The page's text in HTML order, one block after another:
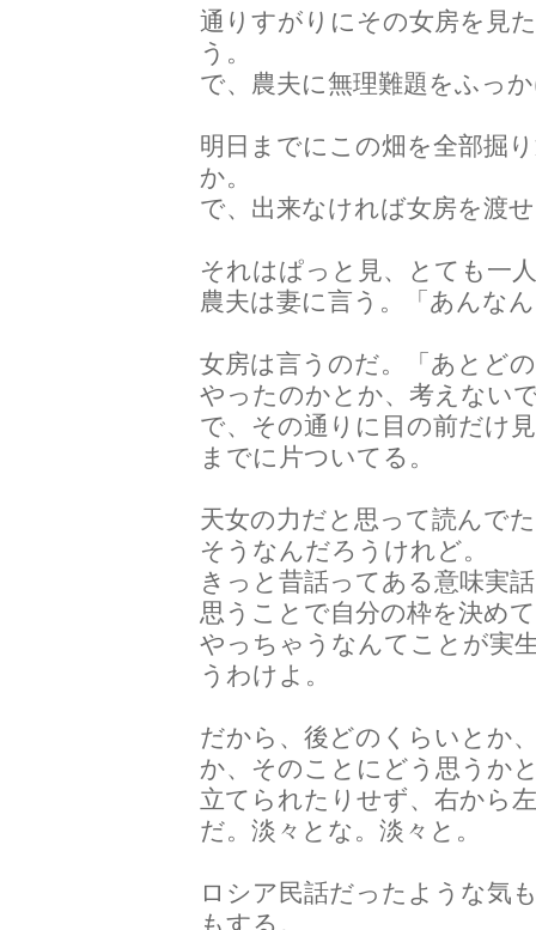
通りすがりにその女房を見
う。
で、農夫に無理難題をふっ
明日までにこの畑を全部掘
か。
で、出来なければ女房を渡
それはぱっと見、とても一
農夫は妻に言う。「あんな
女房は言うのだ。「あとど
やったのかとか、考えない
で、その通りに目の前だけ
までに片ついてる。
天女の力だと思って読んで
そうなんだろうけれど。
きっと昔話ってある意味実
思うことで自分の枠を決め
やっちゃうなんてことが実
うわけよ。
だから、後どのくらいとか
か、そのことにどう思うか
立てられたりせず、右から
だ。淡々とな。淡々と。
ロシア民話だったような気
もする。